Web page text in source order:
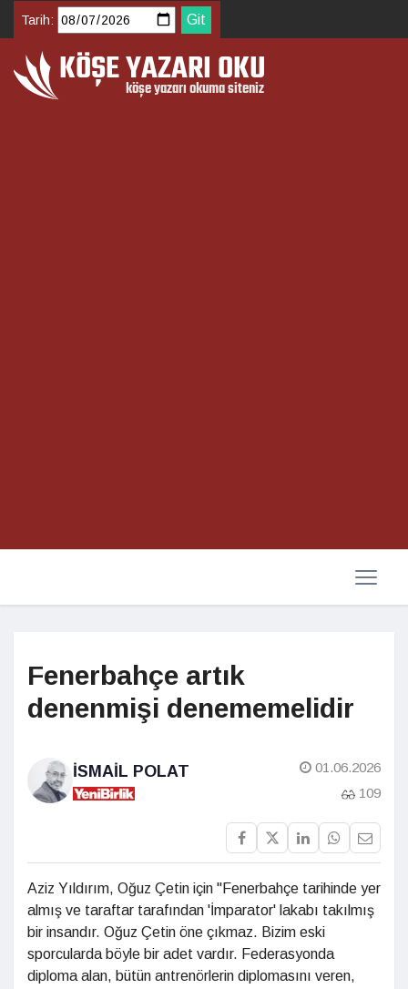
Tarih:
Fenerbahçe artık
denenmişi denememelidir
İSMAIL POLAT
01.06.2026
109
Aziz Yıldırım, Oğuz Çetin için "Fenerbahçe tarihinde yer
almış ve taraftar tarafından 'İmparator' lakabı takılmış
bir insandır. Oğuz Çetin öne çıkmaz. Bizim eski
sporcularda böyle bir adet vardır. Federasyonda
diploma alan, bütün antrenörlerin diplomasını veren,